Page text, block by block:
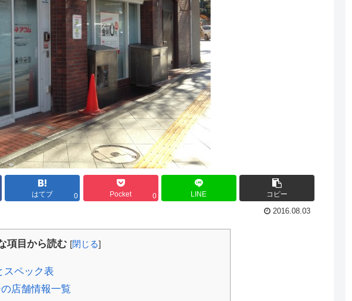
はてブ 0 Pocket 0 LINE コピー
2016.08.03
項目から読む [閉じる]
スペック表
店舗情報一覧